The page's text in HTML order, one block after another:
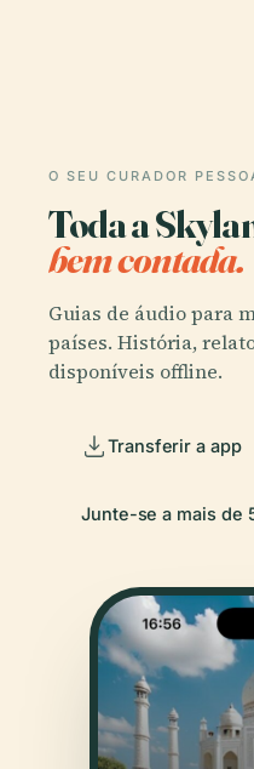
O SEU CURADOR
Toda a
bem contada.
Guias de áudio para
países. História,
disponíveis offline.
Transferir a app
Junte-se a mais de